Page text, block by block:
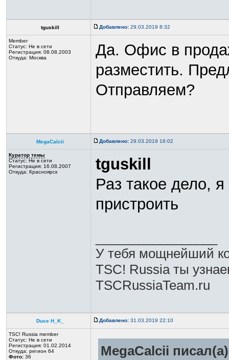
tguskill Добавлено: 29.03.2019 8:32
Member
Статус: Не в сети
Регистрация: 08.08.2003
Откуда: Москва
Да. Офис в
разместить.
Отправляем?
MegaCalcii Добавлено: 29.03.2019 16:02
Куратор темы
Статус: Не в сети
Регистрация: 16.08.2007
Откуда: Красноярск
tguskill
Раз такое дело,
пристроить
У тебя мощнейший
TSC! Russia ты
TSCRussiaTeam.ru
Duce H_K_ Добавлено: 31.03.2019 22:10
TSC! Russia member
Статус: Не в сети
Регистрация: 01.02.2014
Откуда: регион 64
Фото: 36 MegaCalcii